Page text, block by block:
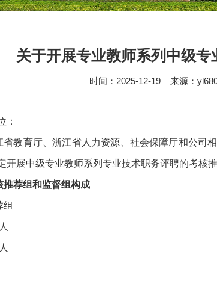
关于开展专业教师系列中级
时间：2025-12-19 来源：
：
省教育厅、浙江省人力资源、社会保障厅和公司
开展中级专业教师系列专业技术职务评聘的考核
推荐组和监督组构成
组